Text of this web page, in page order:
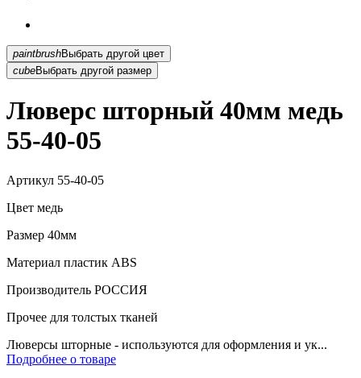
paintbrush
Выбрать другой цвет
cubeВыбрать другой размер
Люверс шторный 40мм медь
55-40-05
Артикул 55-40-05
Цвет медь
Размер 40мм
Материал пластик АВS
Производитель РОССИЯ
Прочее для толстых тканей
Люверсы шторные - используются для оформления и ук...
Подробнее о товаре